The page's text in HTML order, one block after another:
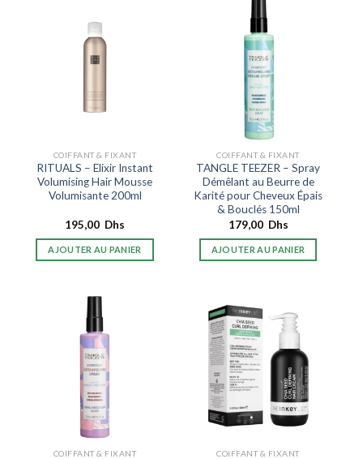
COIFFANT & FIXANT
RITUALS – Elixir Instant
Volumising Hair Mousse
Volumisante 200ml
195,00 Dhs
AJOUTER AU PANIER
COIFFANT & FIXANT
TANGLE TEEZER – Spray
Démêlant au Beurre de
Karité pour Cheveux Épais
& Bouclés 150ml
179,00 Dhs
AJOUTER AU PANIER
COIFFANT & FIXANT COIFFANT & FIXANT